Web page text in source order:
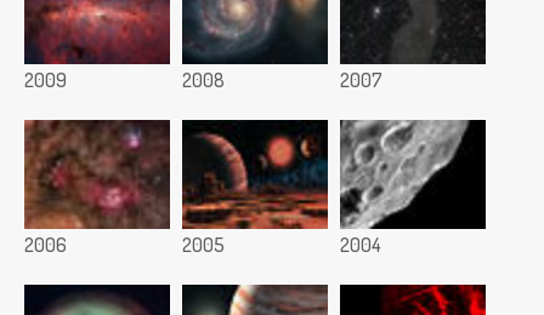
2009 2008 2007
2006 2005 2004